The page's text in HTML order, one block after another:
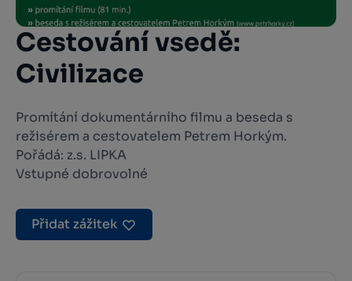
Cestování vsedě:
Civilizace
Promítání dokumentárního filmu a beseda s
režisérem a cestovatelem Petrem Horkým.
Pořádá: z.s. LIPKA
Vstupné dobrovolné
Přidat zážitek